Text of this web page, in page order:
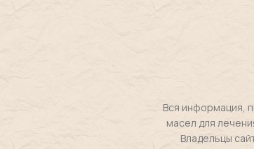
Вся информация,
масел для
Владельцы